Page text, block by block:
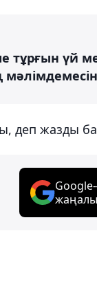
тұрғын үй
деп жазды